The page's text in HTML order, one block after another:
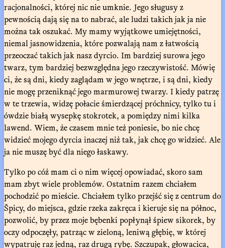
racjonalności, której nic nie umknie. Jego sługusy z
pewnością dają się na to nabrać, ale ludzi takich jak ja nie
można tak oszukać. My mamy wyjątkowe umiejętności,
niemal jasnowidzenia, które pozwalają nam z łatwością
przeoczać takich jak nasz dyrcio. Im bardziej surowa jego
twarz, tym bardziej bezwzględna jego rzeczywistość. Mówię
ci, że są dni, kiedy zaglądam w jego wnętrze, i są dni, kiedy
nie mogę przeniknąć jego marmurowej twarzy. I kiedy patrzę
w te trzewia, widzę połacie śmierdzącej próchnicy, tylko tu i
ówdzie białą wysepkę stokrotek, a pomiędzy nimi kilka
lawend. Wiem, że czasem mnie też poniesie, bo nie chcę
widzieć mojego dyrcia inaczej niż tak, jak chcę go widzieć. Ale
ja nie muszę być dla niego łaskawy.
Tylko po cóż mam ci o nim więcej opowiadać, skoro sam
mam zbyt wiele problemów. Ostatnim razem chciałem
pochodzić po mieście. Chciałem tylko przejść się z centrum do
Špicy, do miejsca, gdzie rzeka zakręca i kieruje się na północ,
pozwolić, by przez moje bębenki popłynął śpiew sikorek, by
oczy odpoczęły, patrząc w zieloną, leniwą głębię, w której
wypatruję raz jedną, raz drugą rybę. Szczupak, głowacica,